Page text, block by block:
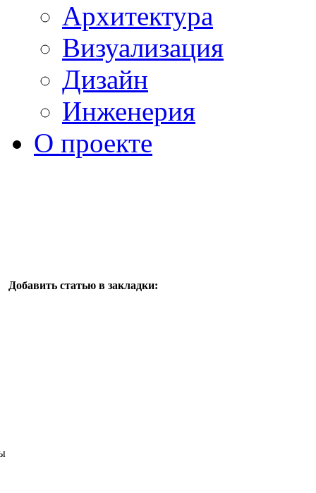
Архитектура
Визуализация
Дизайн
Инженерия
О проекте
Добавить статью в закладки: